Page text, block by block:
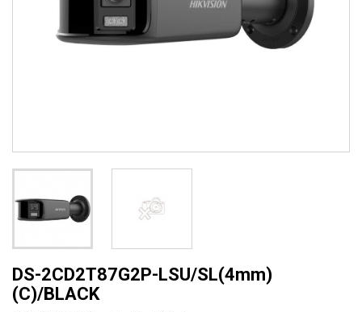
DS-2CD2T87G2P-LSU/SL(4mm)
(C)/BLACK